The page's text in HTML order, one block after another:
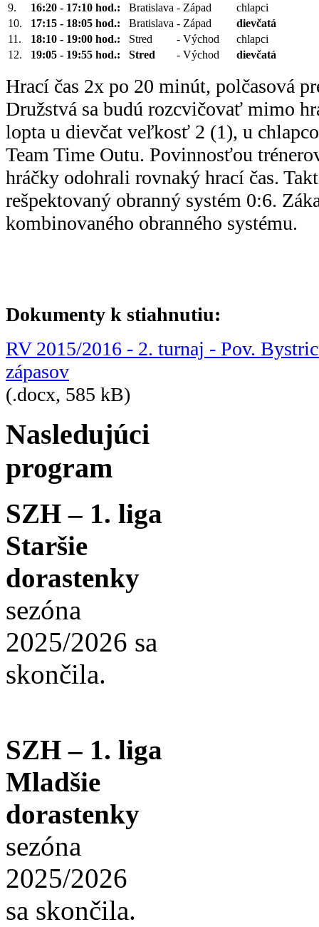
9.
16:20 - 17:10 hod.: Bratislava - Západ
chlapci
10.
17:15 - 18:05 hod.: Bratislava - Západ
dievčatá
11.
18:10 - 19:00 hod.: Stred - Východ
chlapci
12.
19:05 - 19:55 hod.: Stred - Východ dievčatá
Hrací čas 2x po 20 minút, polčasová
Družstvá sa budú rozcvičovať mimo
lopta u dievčat veľkosť 2 (1), u
Team Time Outu. Povinnosťou
hráčky odohrali rovnaký hrací čas.
rešpektovaný obranný systém 0:6.
kombinovaného obranného systému.
Dokumenty k stiahnutiu:
RV 2015/2016 - 2. turnaj - Pov.
zápasov
(.docx, 585 kB)
Nasledujúci
program
SZH – 1. liga
Staršie
dorastenky
sezóna
2025/2026 sa
skončila.
SZH – 1. liga
Mladšie
dorastenky
sezóna
2025/2026
sa skončila.